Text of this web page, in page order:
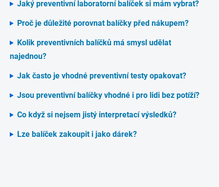
Jaký preventivní laboratorní balíček si mám vybrat?
Proč je důležité porovnat balíčky před nákupem?
Kolik preventivních balíčků má smysl udělat
najednou?
Jak často je vhodné preventivní testy opakovat?
Jsou preventivní balíčky vhodné i pro lidi bez potíží?
Co když si nejsem jistý interpretací výsledků?
Lze balíček zakoupit i jako dárek?